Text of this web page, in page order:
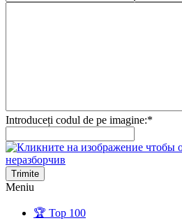
Introduceți codul de pe imagine:*
Trimite
Meniu
🏆 Top 100